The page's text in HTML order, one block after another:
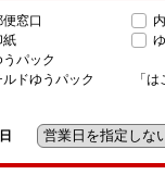
便窓口
紙
うパック
ルドゆうパック
「